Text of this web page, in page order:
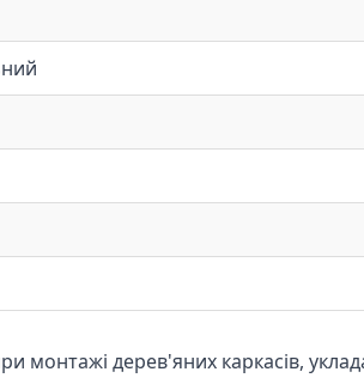
монтажі дерев'яних каркасів,